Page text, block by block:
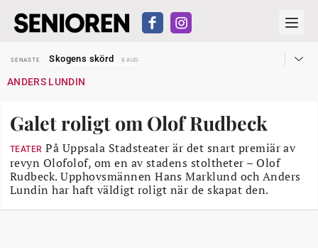
SENASTE
Skogens skörd
8 AUG
SENASTE
Reform för äldre kan bli slag i luften
SENASTE
Snart kan telefonförsäljning förbjudas i Sverige
29 JUL
SENASTE
Hyror rusar ifrån äldres bostadstillägg
28 JUL
SENASTE
Skogens skörd 8 AUG
ANDERS LUNDIN
Galet roligt om Olof Rudbeck
TEATER På Uppsala Stadsteater är det snart premiär av
revyn Olofolof, om en av stadens stoltheter – Olof
Rudbeck. Upphovsmännen Hans Marklund och Anders
Lundin har haft väldigt roligt när de skapat den.